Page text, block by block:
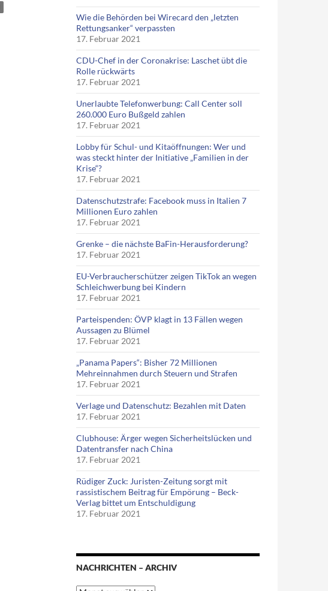
Wie die Behörden bei Wirecard den „letzten
Rettungsanker“ verpassten
17. Februar 2021
CDU-Chef in der Coronakrise: Laschet übt die
Rolle rückwärts
17. Februar 2021
Unerlaubte Telefonwerbung: Call Center soll
260.000 Euro Bußgeld zahlen
17. Februar 2021
Lobby für Schul- und Kitaöffnungen: Wer und
was steckt hinter der Initiative „Familien in der
Krise“?
17. Februar 2021
Datenschutzstrafe: Facebook muss in Italien 7
Millionen Euro zahlen
17. Februar 2021
Grenke – die nächste BaFin-Herausforderung?
17. Februar 2021
EU-Verbraucherschützer zeigen TikTok an wegen
Schleichwerbung bei Kindern
17. Februar 2021
Parteispenden: ÖVP klagt in 13 Fällen wegen
Aussagen zu Blümel
17. Februar 2021
„Panama Papers“: Bisher 72 Millionen
Mehreinnahmen durch Steuern und Strafen
17. Februar 2021
Verlage und Datenschutz: Bezahlen mit Daten
17. Februar 2021
Clubhouse: Ärger wegen Sicherheitslücken und
Datentransfer nach China
17. Februar 2021
Rüdiger Zuck: Juristen-Zeitung sorgt mit
rassistischem Beitrag für Empörung – Beck-
Verlag bittet um Entschuldigung
17. Februar 2021
NACHRICHTEN – ARCHIV